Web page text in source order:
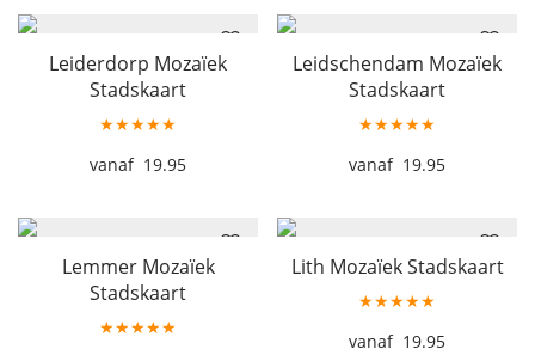
Leiderdorp Mozaïek
Stadskaart
★★★★★
19.95
Leidschendam Mozaïek
Stadskaart
★★★★★
19.95
Lemmer Mozaïek
Stadskaart
★★★★★
Lith Mozaïek Stadskaart
★★★★★
19.95